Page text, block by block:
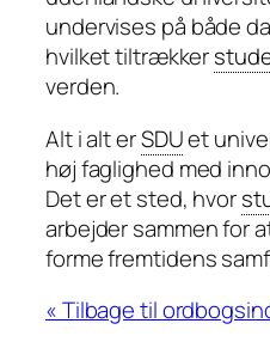
undervises på både
hvilket tiltrækker
verden.
Alt i alt erSDUet
høj faglighed med
Det er et sted, hvor
arbejder sammen for
forme fremtidens
« Tilbage til